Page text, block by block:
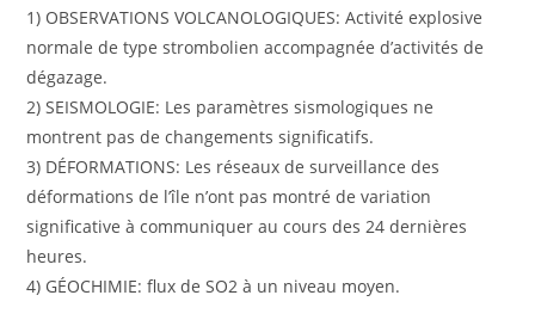
1) OBSERVATIONS VOLCANOLOGIQUES: Activité explosive
normale de type strombolien accompagnée d’activités de
dégazage.
2) SEISMOLOGIE: Les paramètres sismologiques ne
montrent pas de changements significatifs.
3) DÉFORMATIONS: Les réseaux de surveillance des
déformations de l’île n’ont pas montré de variation
significative à communiquer au cours des 24 dernières
heures.
4) GÉOCHIMIE: flux de SO2 à un niveau moyen.